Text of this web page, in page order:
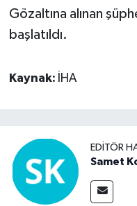
Gözaltına alınan
başlatıldı.
Kaynak: İHA
EDITÖR
Samet